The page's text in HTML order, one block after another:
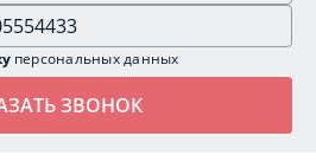
персональных данных